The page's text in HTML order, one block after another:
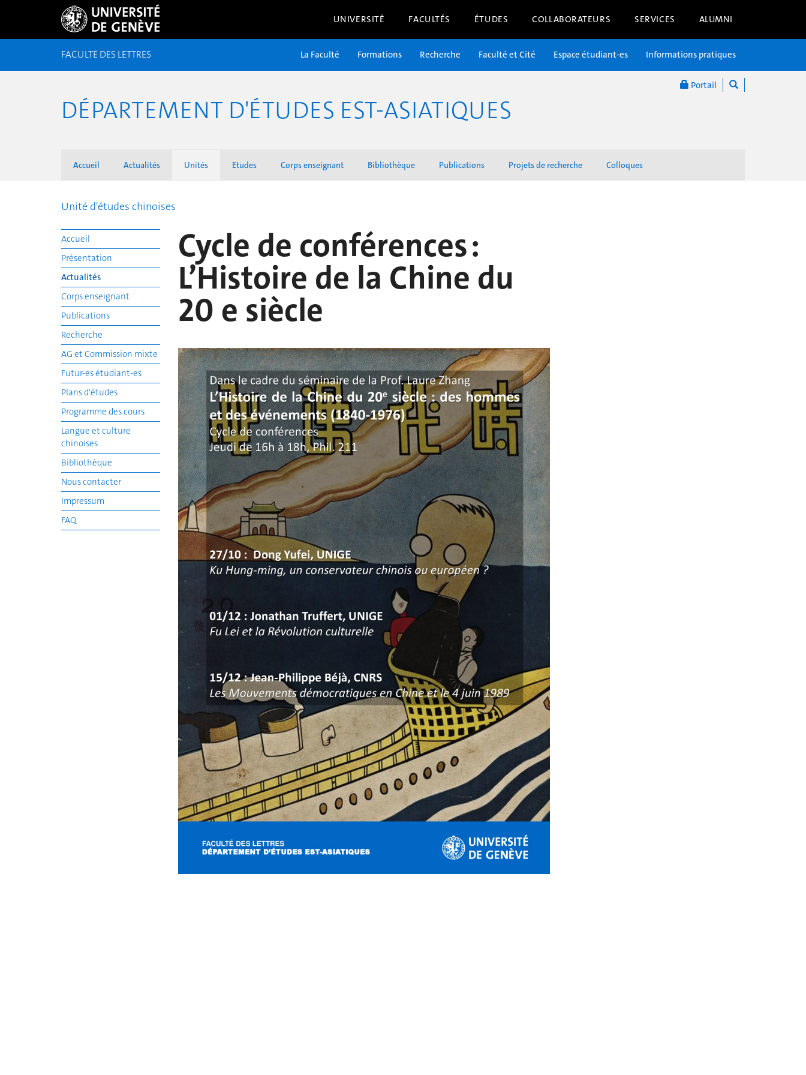
UNIVERSITÉ FACULTÉS ÉTUDES COLLABORATEURS SERVICES ALUMNI
Portail
FACULTÉ DES LETTRES La Faculté Formations Recherche Faculté et Cité Espace étudiant-es Informations pratiques
DÉPARTEMENT D'ÉTUDES EST-ASIATIQUES
Accueil Actualités Unités Etudes Corps enseignant Bibliothèque Publications Projets de recherche Colloques
Unité d'études chinoises
Accueil
Présentation
Actualités
Corps enseignant
Publications
Recherche
AG et Commission mixte
Futur-es étudiant-es
Plans d'études
Programme des cours
Langue et culture
chinoises
Bibliothèque
Nous contacter
Impressum
FAQ
Cycle de conférences :
L’Histoire de la Chine du
20 e siècle